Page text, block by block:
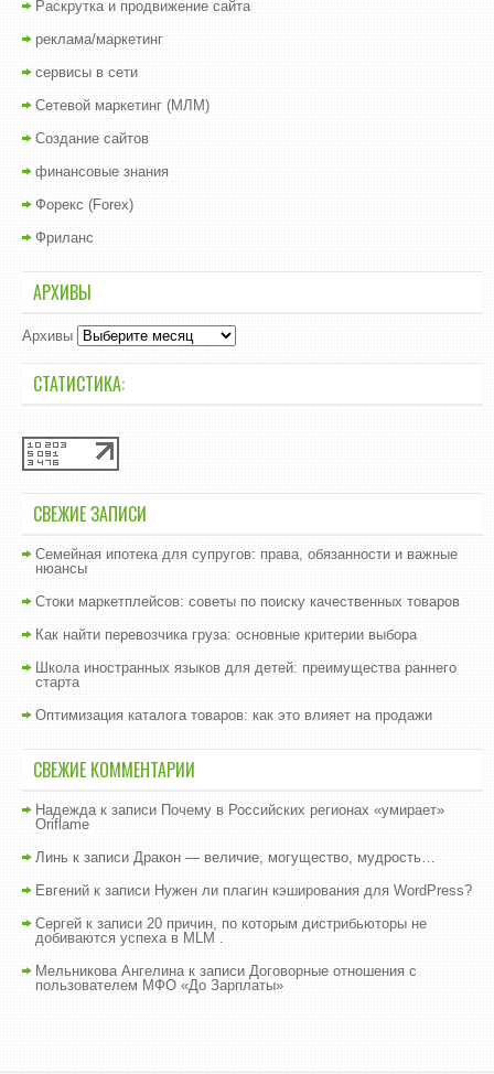
Раскрутка и продвижение сайта
реклама/маркетинг
сервисы в сети
Сетевой маркетинг (МЛМ)
Создание сайтов
финансовые знания
Форекс (Forex)
Фриланс
АРХИВЫ
Архивы
СТАТИСТИКА:
СВЕЖИЕ ЗАПИСИ
Семейная ипотека для супругов: права, обязанности и важные
нюансы
Стоки маркетплейсов: советы по поиску качественных товаров
Как найти перевозчика груза: основные критерии выбора
Школа иностранных языков для детей: преимущества раннего
старта
Оптимизация каталога товаров: как это влияет на продажи
СВЕЖИЕ КОММЕНТАРИИ
Надеждак записи Почему в Российских регионах «умирает»
Oriflame
Линь к записи Дракон — величие, могущество, мудрость…
Евгений к записи Нужен ли плагин кэширования для WordPress?
Сергей к записи 20 причин, по которым дистрибьюторы не
добиваются успеха в MLM .
Мельникова Ангелинак записи Договорные отношения с
пользователем МФО «До Зарплаты»